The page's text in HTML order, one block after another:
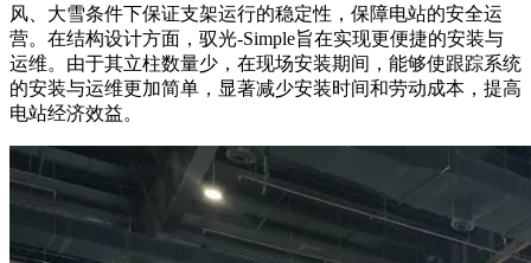
风、大雪条件下保证支架运行的稳定性，保障电站的安全运
营。在结构设计方面，驭光-Simple旨在实现更便捷的安装与
运维。由于其立柱数量少，在现场安装期间，能够使跟踪系统
的安装与运维更加简单，显著减少安装时间和劳动成本，提高
电站经济效益。